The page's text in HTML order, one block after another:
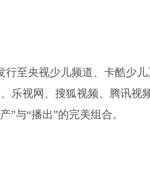
行至央视少儿频道、卡酷少
乐视网、搜狐视频、腾讯视
”与“播出”的完美组合。